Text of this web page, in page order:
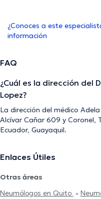
¿Conoces a este
información
FAQ
¿Cuál es la dirección del
Lopez?
La dirección del médico
Alcívar Cañar 609 y Coronel,
Ecuador, Guayaquil.
Enlaces Útiles
Otras áreas
Neumólogos en Quito